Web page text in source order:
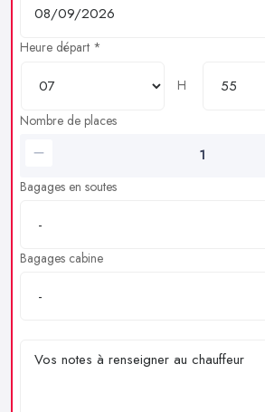
Heure départ *
H
Nombre de places
Bagages en soutes
Bagages cabine